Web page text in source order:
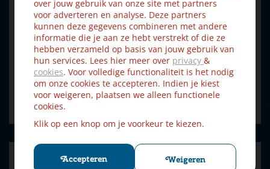
over jouw gebruik van onze site met partners
voor adverteren en analyse. Deze partners
kunnen deze gegevens combineren met andere
informatie die je aan ze hebt verstrekt of die ze
hebben verzameld op basis van jouw gebruik van
hun services. Lees hier meer over privacy &
cookies. Voor volledige functionaliteit is het nodig
om onze cookies te accepteren. Indien je kiest
voor weigeren, plaatsen we alleen functionele
cookies.
Klik op een knop om je voorkeur te kiezen.
Accepteren Weigeren
Lemax remote control box, with 4.5v 2000ma adapter 2025
€ 64,99 € 58,49
Bestellen